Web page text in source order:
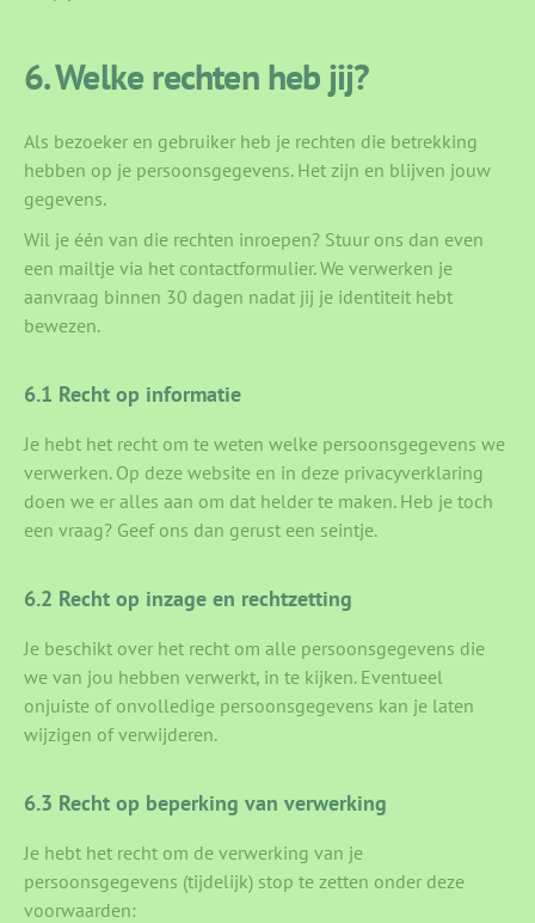
6. Welke rechten heb jij?
Als bezoeker en gebruiker heb je rechten die betrekking
hebben op je persoonsgegevens. Het zijn en blijven jouw
gegevens.
Wil je één van die rechten inroepen? Stuur ons dan even
een mailtje via het contactformulier. We verwerken je
aanvraag binnen 30 dagen nadat jij je identiteit hebt
bewezen.
6.1 Recht op informatie
Je hebt het recht om te weten welke persoonsgegevens we
verwerken. Op deze website en in deze privacyverklaring
doen we er alles aan om dat helder te maken. Heb je toch
een vraag? Geef ons dan gerust een seintje.
6.2 Recht op inzage en rechtzetting
Je beschikt over het recht om alle persoonsgegevens die
we van jou hebben verwerkt, in te kijken. Eventueel
onjuiste of onvolledige persoonsgegevens kan je laten
wijzigen of verwijderen.
6.3 Recht op beperking van verwerking
Je hebt het recht om de verwerking van je
persoonsgegevens (tijdelijk) stop te zetten onder deze
voorwaarden: